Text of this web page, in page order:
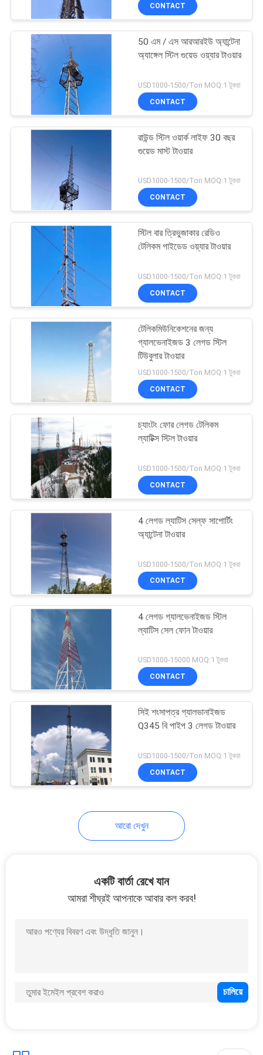
নিয়ন্ত্রণ
যোগাযোগ
খবর
উদ্ধৃতির
আবেদন
সাইট
PRIVACY
POLICY
মনোপোল স্টিল টাওয়ার
56
গুয়েড ওয়্যার টাওয়ার
70
3 লেগড টাওয়ার
22
4 লেগড টাওয়ার
ক্যামোফ্লেজ সেল টাওয়ার
53
মোবাইল সেল টাওয়ার
দ্রুত মোতায়েন টাওয়ার
CONTACT
50 এম / এস আরআরইউ অ্যান্টেনা
অ্যাঙ্গেল স্টিল গুয়েড ওয়্যার টাওয়ার
USD1000-1500/Ton MOQ:1 টুকরা
CONTACT
রাউন্ড স্টিল ওয়ার্ক লাইফ 30 বছর
গুয়েড মাস্ট টাওয়ার
USD1000-1500/Ton MOQ:1 টুকরা
CONTACT
স্টিল বার ত্রিভুজাকার রেডিও
টেলিকম গাইডেড ওয়্যার টাওয়ার
USD1000-1500/Ton MOQ:1 টুকরা
CONTACT
টেলিকমিউনিকেশনের জন্য
গ্যালভেনাইজড 3 লেগড স্টিল
টিউবুলার টাওয়ার
USD1000-1500/Ton MOQ:1 টুকরা
CONTACT
চ্যাংটং ফোর লেগড টেলিকম
ল্যাটিক্স স্টিল টাওয়ার
USD1000-1500/Ton MOQ:1 টুকরা
CONTACT
4 লেগড ল্যাটিস সেল্ফ সাপোর্টিং
অ্যান্টেনা টাওয়ার
USD1000-1500/Ton MOQ:1 টুকরা
CONTACT
4 লেগড গ্যালভেনাইজড স্টিল
ল্যাটিস সেল ফোন টাওয়ার
USD1000-15000 MOQ:1 টুকরা
CONTACT
সিই শংসাপত্র গ্যালভানাইজড
Q345 বি পাইপ 3 লেগড টাওয়ার
USD1000-1500/Ton MOQ:1 টুকরা
CONTACT
আরো দেখুন
একটি বার্তা রেখে যান
আমরা শীঘ্রই আপনাকে আবার কল করব!